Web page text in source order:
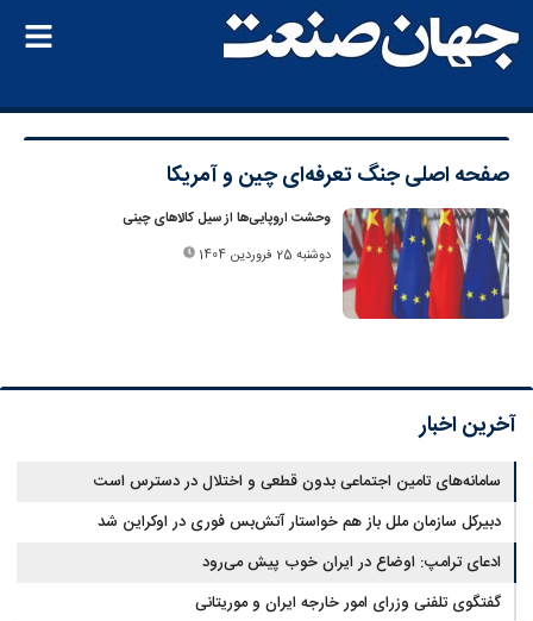
صفحه اصلیجنگ تعرفه‌ای چین و آمریکا
وحشت اروپایی‌ها از سیل کالاهای چینی
دوشنبه 25 فروردین 1404
آخرین اخبار
سامانه‌های تامین اجتماعی بدون قطعی و اختلال در دسترس است
دبیرکل سازمان ملل باز هم خواستار آتش‌بس فوری در اوکراین شد
ادعای ترامپ: اوضاع در ایران خوب پیش می‌رود
گفتگوی تلفنی وزرای امور خارجه ایران و موریتانی